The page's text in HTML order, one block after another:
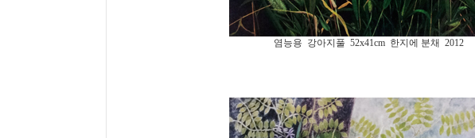
염능용 강아지풀 52x41cm 한지에 분채 2012